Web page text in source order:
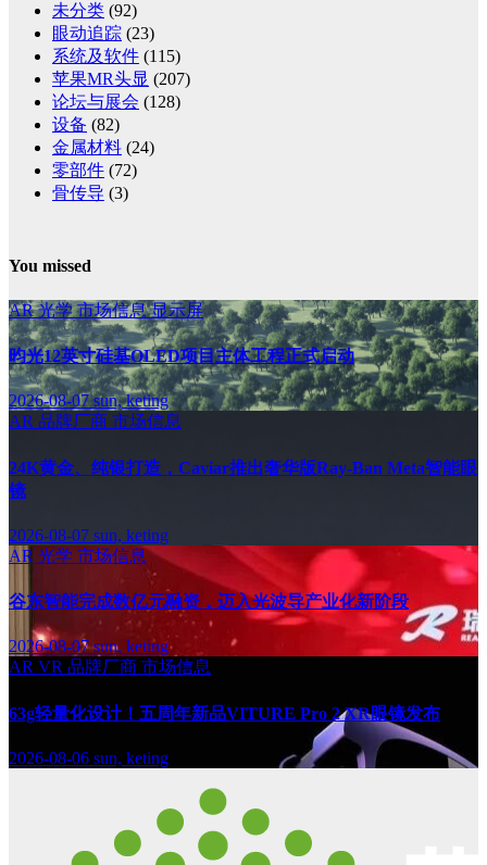
未分类 (92)
眼动追踪 (23)
系统及软件 (115)
苹果MR头显 (207)
论坛与展会 (128)
设备 (82)
金属材料 (24)
零部件 (72)
骨传导 (3)
You missed
AR光学市场信息显示屏
昀光12英寸硅基OLED项目主体工程正式启动
2026-08-07sun, keting
AR 品牌厂商 市场信息
24K黄金、纯银打造，Caviar推出奢华版Ray-Ban Meta智能眼
镜
2026-08-07 sun, keting
AR 光学 市场信息
谷东智能完成数亿元融资，迈入光波导产业化新阶段
2026-08-07sun, keting
AR VR 品牌厂商 市场信息
63g轻量化设计！五周年新品VITURE Pro 2 XR眼镜发布
2026-08-06 sun, keting